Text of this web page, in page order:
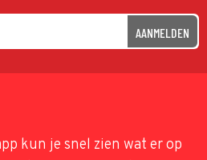
AANMELDEN
kun je snel zien wat er op